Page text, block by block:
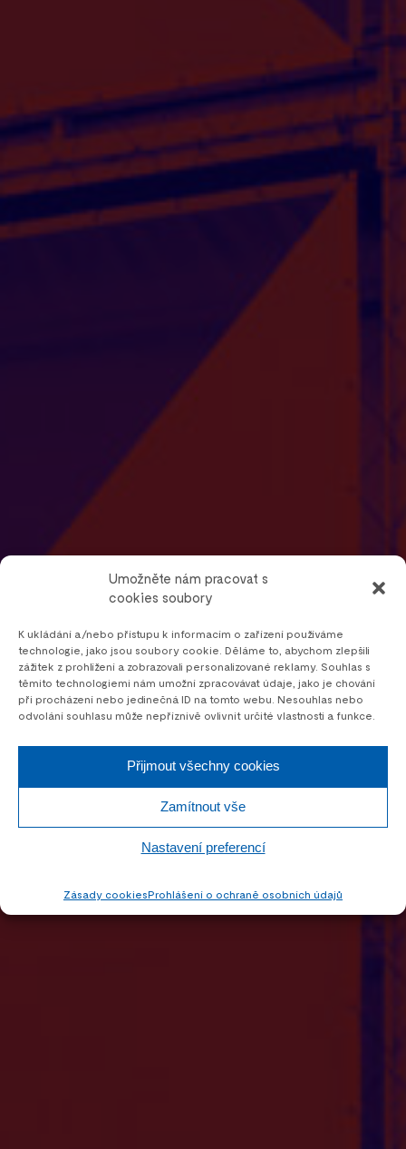
Umožněte nám pracovat s
cookies soubory
K ukládání a/nebo přístupu k informacím o zařízení používáme
technologie, jako jsou soubory cookie. Děláme to, abychom zlepšili
zážitek z prohlížení a zobrazovali personalizované reklamy. Souhlas s
těmito technologiemi nám umožní zpracovávat údaje, jako je chování
při procházení nebo jedinečná ID na tomto webu. Nesouhlas nebo
odvolání souhlasu může nepříznivě ovlivnit určité vlastnosti a funkce.
Přijmout všechny cookies
Zamítnout vše
Nastavení preferencí
Zásady cookiesProhlášení o ochraně osobních údajů